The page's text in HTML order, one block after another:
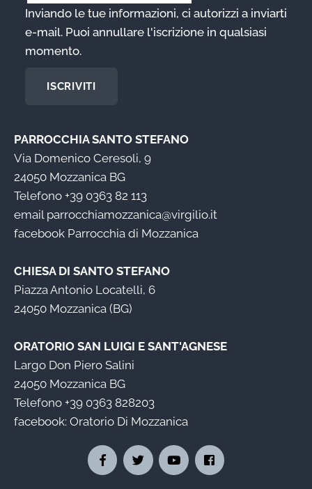
Inviando le tue informazioni, ci autorizzi a inviarti
e-mail. Puoi annullare l'iscrizione in qualsiasi
momento.
ISCRIVITI
PARROCCHIA SANTO STEFANO
Via Domenico Ceresoli, 9
24050 Mozzanica BG
Telefono +39 0363 82 113
email parrocchiamozzanica@virgilio.it
facebook Parrocchia di Mozzanica
CHIESA DI SANTO STEFANO
Piazza Antonio Locatelli, 6
24050 Mozzanica (BG)
ORATORIO SAN LUIGI E SANT'AGNESE
Largo Don Piero Salini
24050 Mozzanica BG
Telefono +39 0363 828203
facebook: Oratorio Di Mozzanica